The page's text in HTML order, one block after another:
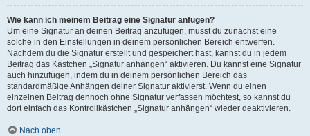
Wie kann ich meinem Beitrag eine Signatur anfügen?
Um eine Signatur an deinen Beitrag anzufügen, musst du zunächst eine
solche in den Einstellungen in deinem persönlichen Bereich entwerfen.
Nachdem du die Signatur erstellt und gespeichert hast, kannst du in jedem
Beitrag das Kästchen „Signatur anhängen“ aktivieren. Du kannst eine Signatur
auch hinzufügen, indem du in deinem persönlichen Bereich das
standardmäßige Anhängen deiner Signatur aktivierst. Wenn du einen
einzelnen Beitrag dennoch ohne Signatur verfassen möchtest, so kannst du
dort einfach das Kontrollkästchen „Signatur anhängen“ wieder deaktivieren.
Nach oben